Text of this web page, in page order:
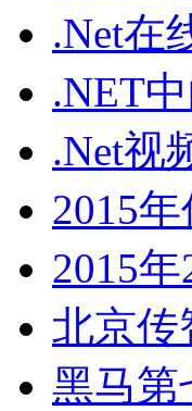
.Net在
.NET
.Net视
2015
2015
北京传
黑马第